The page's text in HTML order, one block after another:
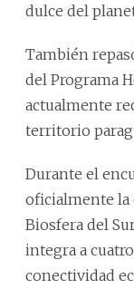
dulce del
También
del Programa
actualmente
territorio
Durante el
oficialmente la
Biosfera del
integra a
conectividad